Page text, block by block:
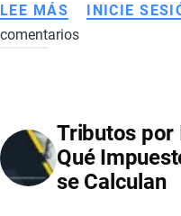
LEE MÁS SOBRE
CÓMO
FAMILIAR
Y
ENVIAR
INICIE
comentarios
Tributos por
Qué
se Calculan